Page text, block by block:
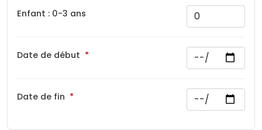
Enfant : 0-3 ans
Date de début
Date de fin